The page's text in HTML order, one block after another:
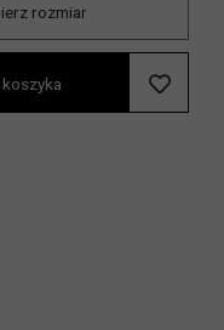
rozmiar